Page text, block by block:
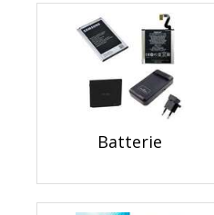
Batterie